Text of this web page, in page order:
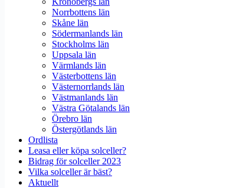
Norrbottens län
Skåne län
Södermanlands län
Stockholms län
Uppsala län
Värmlands län
Västerbottens län
Västernorrlands län
Västmanlands län
Västra Götalands län
Örebro län
Östergötlands län
Ordlista
Leasa eller köpa solceller?
Bidrag för solceller 2023
Vilka solceller är bäst?
Aktuellt